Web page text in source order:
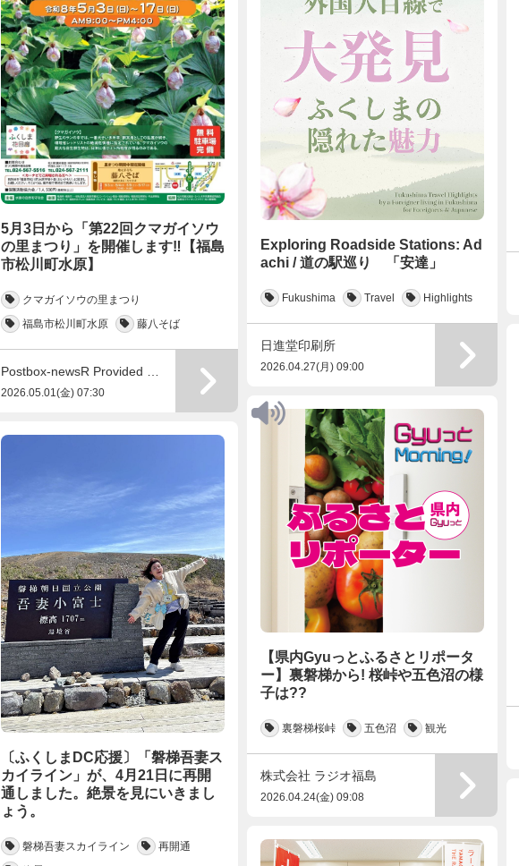
5月3日から「第22回クマガイソウ
の里まつり」を開催します‼【福島
市松川町水原】
クマガイソウの里まつり
福島市松川町水原
藤八そば
2026.05.01(金) 07:30
Exploring Roadside Stations: Ad
achi / 道の駅巡り 「安達」
Fukushima Travel Highlights
日進堂印刷所
2026.04.27(月) 09:00
【県内Gyuっとふるさとリポータ
ー】裏磐梯から! 桜峠や五色沼の様
子は??
裏磐梯桜峠 五色沼 観光
株式会社 ラジオ福島
2026.04.24(金) 09:08
〔ふくしまDC応援〕「磐梯吾妻ス
カイライン」が、4月21日に再開
通しました。絶景を見にいきまし
ょう。
磐梯吾妻スカイライン
再開通